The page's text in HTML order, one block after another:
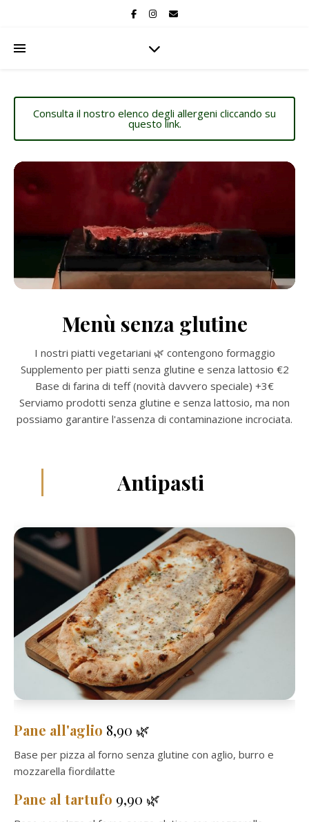
Consulta il nostro elenco degli allergeni cliccando su
questo link.
Menù senza glutine
I nostri piatti vegetariani 🌿 contengono formaggio
Supplemento per piatti senza glutine e senza lattosio €2
Base di farina di teff (novità davvero speciale) +3€
Serviamo prodotti senza glutine e senza lattosio, ma non
possiamo garantire l'assenza di contaminazione incrociata.
Antipasti
Pane all'aglio 8,90 🌿
Base per pizza al forno senza glutine con aglio, burro e
mozzarella fiordilatte
Pane al tartufo 9,90 🌿